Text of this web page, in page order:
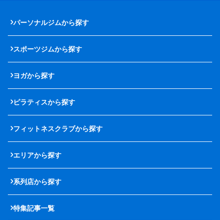
パーソナルジムから探す
スポーツジムから探す
ヨガから探す
ピラティスから探す
フィットネスクラブから探す
エリアから探す
系列店から探す
特集記事一覧